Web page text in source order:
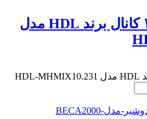
کنترلر MIX هتلی ۱۰ کانال برند HDL مدل
کنترلر MIX هتلی ۱۰ کانال برند HDL مدل HDL-MHMIX10.231